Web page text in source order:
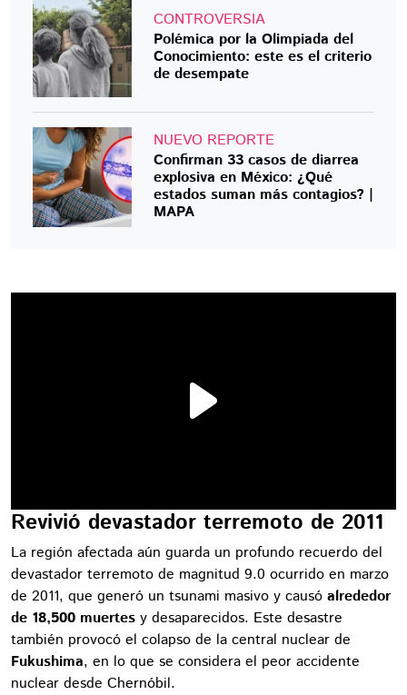
CONTROVERSIA
Polémica por la Olimpiada del
Conocimiento: este es el criterio
de desempate
NUEVO REPORTE
Confirman 33 casos de diarrea
explosiva en México: ¿Qué
estados suman más contagios? |
MAPA
Revivió devastador terremoto de 2011
La región afectada aún guarda un profundo recuerdo del
devastador terremoto de magnitud 9.0 ocurrido en marzo
de 2011, que generó un tsunami masivo y causó alrededor
de 18,500 muertes y desaparecidos. Este desastre
también provocó el colapso de la central nuclear de
Fukushima, en lo que se considera el peor accidente
nuclear desde Chernóbil.